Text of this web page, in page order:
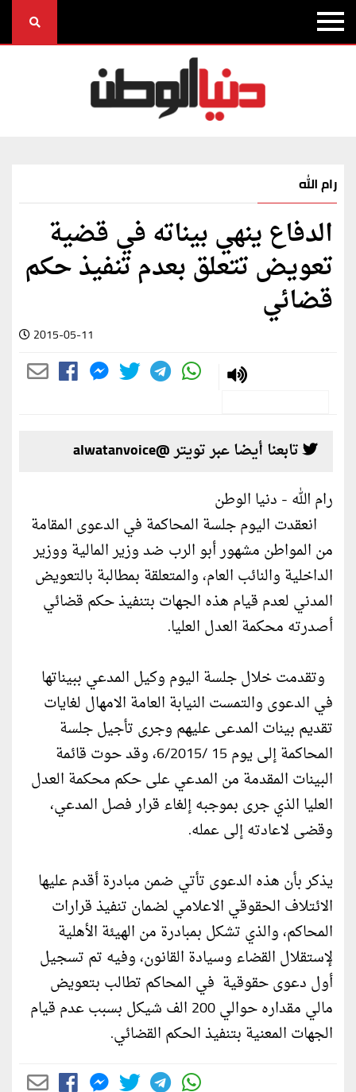
رام الله
الدفاع ينهي بيناته في قضية
تعويض تتعلق بعدم تنفيذ حكم
قضائي
2015-05-11
تابعنا أيضا عبر تويتر @alwatanvoice
رام الله - دنيا الوطن
انعقدت اليوم جلسة المحاكمة في الدعوى المقامة
من المواطن مشهور أبو الرب ضد وزير المالية ووزير
الداخلية والنائب العام، والمتعلقة بمطالبة بالتعويض
المدني لعدم قيام هذه الجهات بتنفيذ حكم قضائي
أصدرته محكمة العدل العليا.
وتقدمت خلال جلسة اليوم وكيل المدعي ببيناتها
في الدعوى والتمست النيابة العامة الامهال لغايات
تقديم بينات المدعى عليهم وجرى تأجيل جلسة
المحاكمة إلى يوم 15 /6/2015، وقد حوت قائمة
البينات المقدمة من المدعي على حكم محكمة العدل
العليا الذي جرى بموجبه إلغاء قرار فصل المدعي،
وقضى لاعادته إلى عمله.
يذكر بأن هذه الدعوى تأتي ضمن مبادرة أقدم عليها
الائتلاف الحقوقي الاعلامي لضمان تنفيذ قرارات
المحاكم، والذي تشكل بمبادرة من الهيئة الأهلية
لإستقلال القضاء وسيادة القانون، وفيه تم تسجيل
أول دعوى حقوقية في المحاكم تطالب بتعويض
مالي مقداره حوالي 200 الف شيكل بسبب عدم قيام
الجهات المعنية بتنفيذ الحكم القضائي.